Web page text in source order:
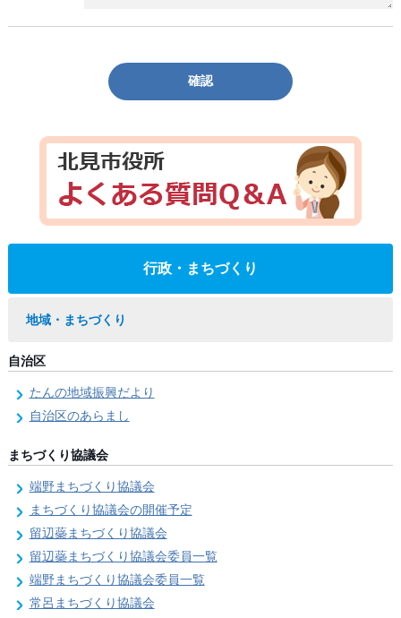
確認
行政・まちづくり
地域・まちづくり
自治区
たんの地域振興だより
自治区のあらまし
まちづくり協議会
端野まちづくり協議会
まちづくり協議会の開催予定
留辺蘂まちづくり協議会
留辺蘂まちづくり協議会委員一覧
端野まちづくり協議会委員一覧
常呂まちづくり協議会